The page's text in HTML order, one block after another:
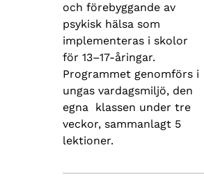
och förebyggande av
psykisk hälsa som
implementeras i skolor
för 13–17-åringar.
Programmet genomförs i
ungas vardagsmiljö, den
egna klassen under tre
veckor, sammanlagt 5
lektioner.